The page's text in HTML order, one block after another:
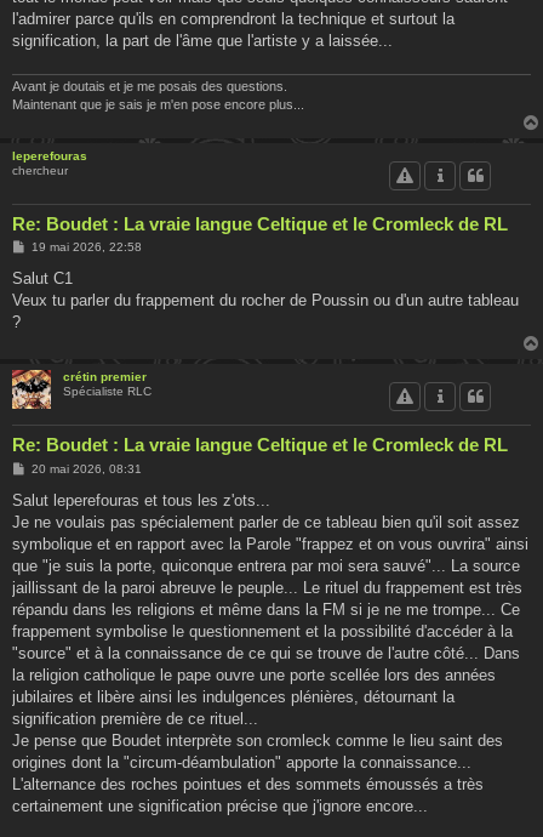
l'admirer parce qu'ils en comprendront la technique et surtout la
signification, la part de l'âme que l'artiste y a laissée...
Avant je doutais et je me posais des questions.
Maintenant que je sais je m'en pose encore plus...
leperefouras
chercheur
Re: Boudet : La vraie langue Celtique et le Cromleck de RL
M
s
a
19 mai 2026, 22:58
Salut C1
Veux tu parler du frappement du rocher de Poussin ou d'un autre tableau
?
crétin premier
Spécialiste RLC
Re: Boudet : La vraie langue Celtique et le Cromleck de RL
M
s
a
g
20 mai 2026, 08:31
Salut leperefouras et tous les z'ots...
Je ne voulais pas spécialement parler de ce tableau bien qu'il soit assez
symbolique et en rapport avec la Parole "frappez et on vous ouvrira" ainsi
que "je suis la porte, quiconque entrera par moi sera sauvé"... La source
jaillissant de la paroi abreuve le peuple... Le rituel du frappement est très
répandu dans les religions et même dans la FM si je ne me trompe... Ce
frappement symbolise le questionnement et la possibilité d'accéder à la
"source" et à la connaissance de ce qui se trouve de l'autre côté... Dans
la religion catholique le pape ouvre une porte scellée lors des années
jubilaires et libère ainsi les indulgences plénières, détournant la
signification première de ce rituel...
Je pense que Boudet interprète son cromleck comme le lieu saint des
origines dont la "circum-déambulation" apporte la connaissance...
L'alternance des roches pointues et des sommets émoussés a très
certainement une signification précise que j'ignore encore...